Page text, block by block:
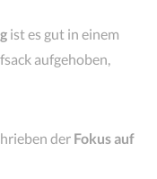
ist es gut in einem
aufgehoben,
der Fokus auf